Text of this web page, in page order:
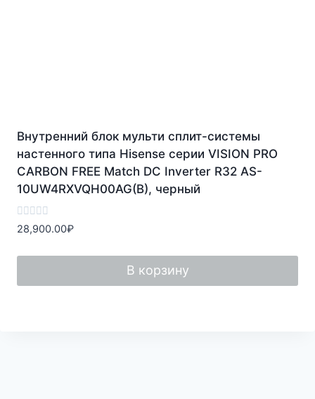
Внутренний блок мульти сплит-системы
настенного типа Hisense серии VISION PRO
CARBON FREE Match DC Inverter R32 AS-
10UW4RXVQH00AG(B), черный
Оценка
0
5
28,900.00₽
В корзину